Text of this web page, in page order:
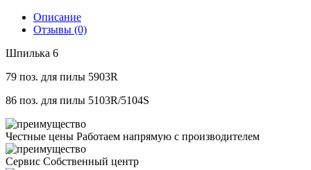
Описание
Отзывы (0)
Шпилька 6
79 поз. для пилы 5903R
86 поз. для пилы 5103R/5104S
Честные цены Работаем напрямую с производителем
Сервис Собственный центр